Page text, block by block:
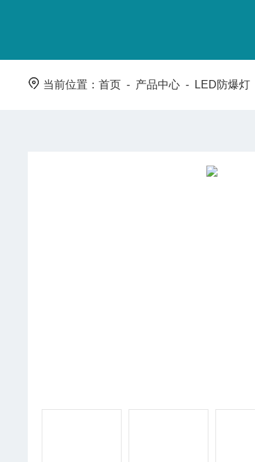
当前位置：首页 - 产品中心 - LED防爆灯